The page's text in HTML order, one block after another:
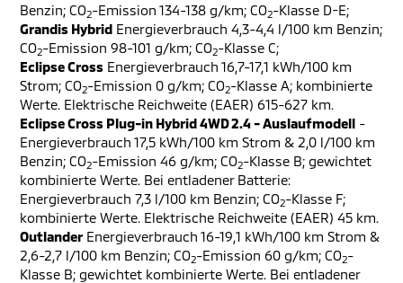
Benzin; CO2-Emission 134-138 g/km; CO2-Klasse D-E;
Grandis Hybrid Energieverbrauch 4,3-4,4 l/100 km Benzin;
CO2-Emission 98-101 g/km; CO2-Klasse C;
Eclipse Cross Energieverbrauch 16,7-17,1 kWh/100 km
Strom; CO2-Emission 0 g/km; CO2-Klasse A; kombinierte
Werte. Elektrische Reichweite (EAER) 615-627 km.
Eclipse Cross Plug-in Hybrid 4WD 2.4 - Auslaufmodell -
Energieverbrauch 17,5 kWh/100 km Strom & 2,0 l/100 km
Benzin; CO2-Emission 46 g/km; CO2-Klasse B; gewichtet
kombinierte Werte. Bei entladener Batterie:
Energieverbrauch 7,3 l/100 km Benzin; CO2-Klasse F;
kombinierte Werte. Elektrische Reichweite (EAER) 45 km.
Outlander Energieverbrauch 16-19,1 kWh/100 km Strom &
2,6-2,7 l/100 km Benzin; CO2-Emission 60 g/km; CO2-
Klasse B; gewichtet kombinierte Werte. Bei entladener